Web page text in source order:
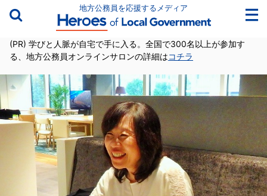
地方公務員を応援するメディア
(PR) 学びと人脈が自宅で手に入る。全国で300名以上が参加す
る、地方公務員オンラインサロンの詳細はコチラ